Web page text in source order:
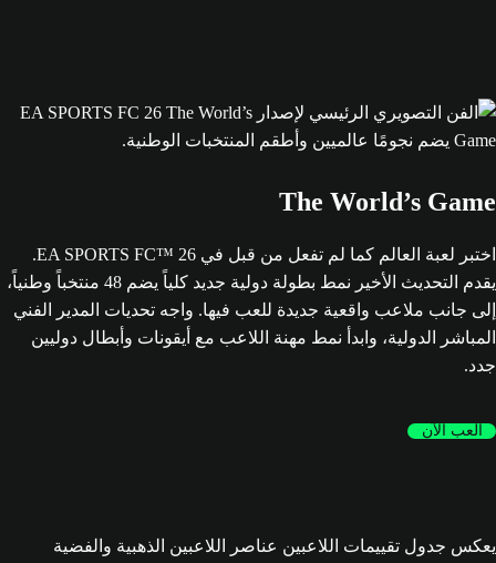
The World’s Game
اختبر لعبة العالم كما لم تفعل من قبل في EA SPORTS FC™ 26.
يقدم التحديث الأخير نمط بطولة دولية جديد كلياً يضم 48 منتخباً وطنياً،
إلى جانب ملاعب واقعية جديدة للعب فيها. واجه تحديات المدير الفني
المباشر الدولية، وابدأ نمط مهنة اللاعب مع أيقونات وأبطال دوليين
جدد.
العب الآن
يعكس جدول تقييمات اللاعبين عناصر اللاعبين الذهبية والفضية